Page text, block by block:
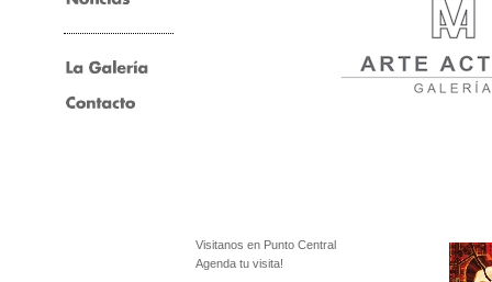
Visitanos en Punto Central
Agenda tu visita!